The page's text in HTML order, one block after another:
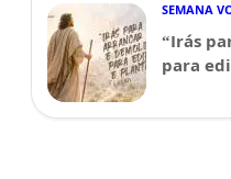
SEMANA
“Irás
para